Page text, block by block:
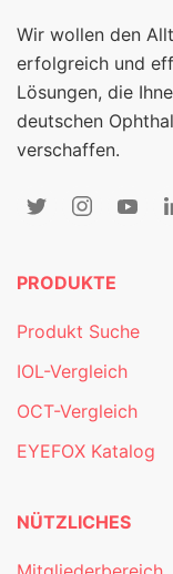
Wir wollen den
erfolgreich und
Lösungen, die
deutschen
verschaffen.
PRODUKTE
Produkt Suche
IOL-Vergleich
OCT-Vergleich
EYEFOX Katalog
NÜTZLICHES